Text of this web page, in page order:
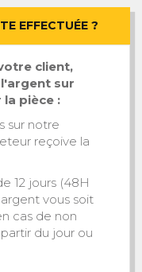
EFFECTUÉE ?
client,
sur
pièce :
sur notre
reçoive la
12 jours (48H
vous soit
cas de non
du jour ou